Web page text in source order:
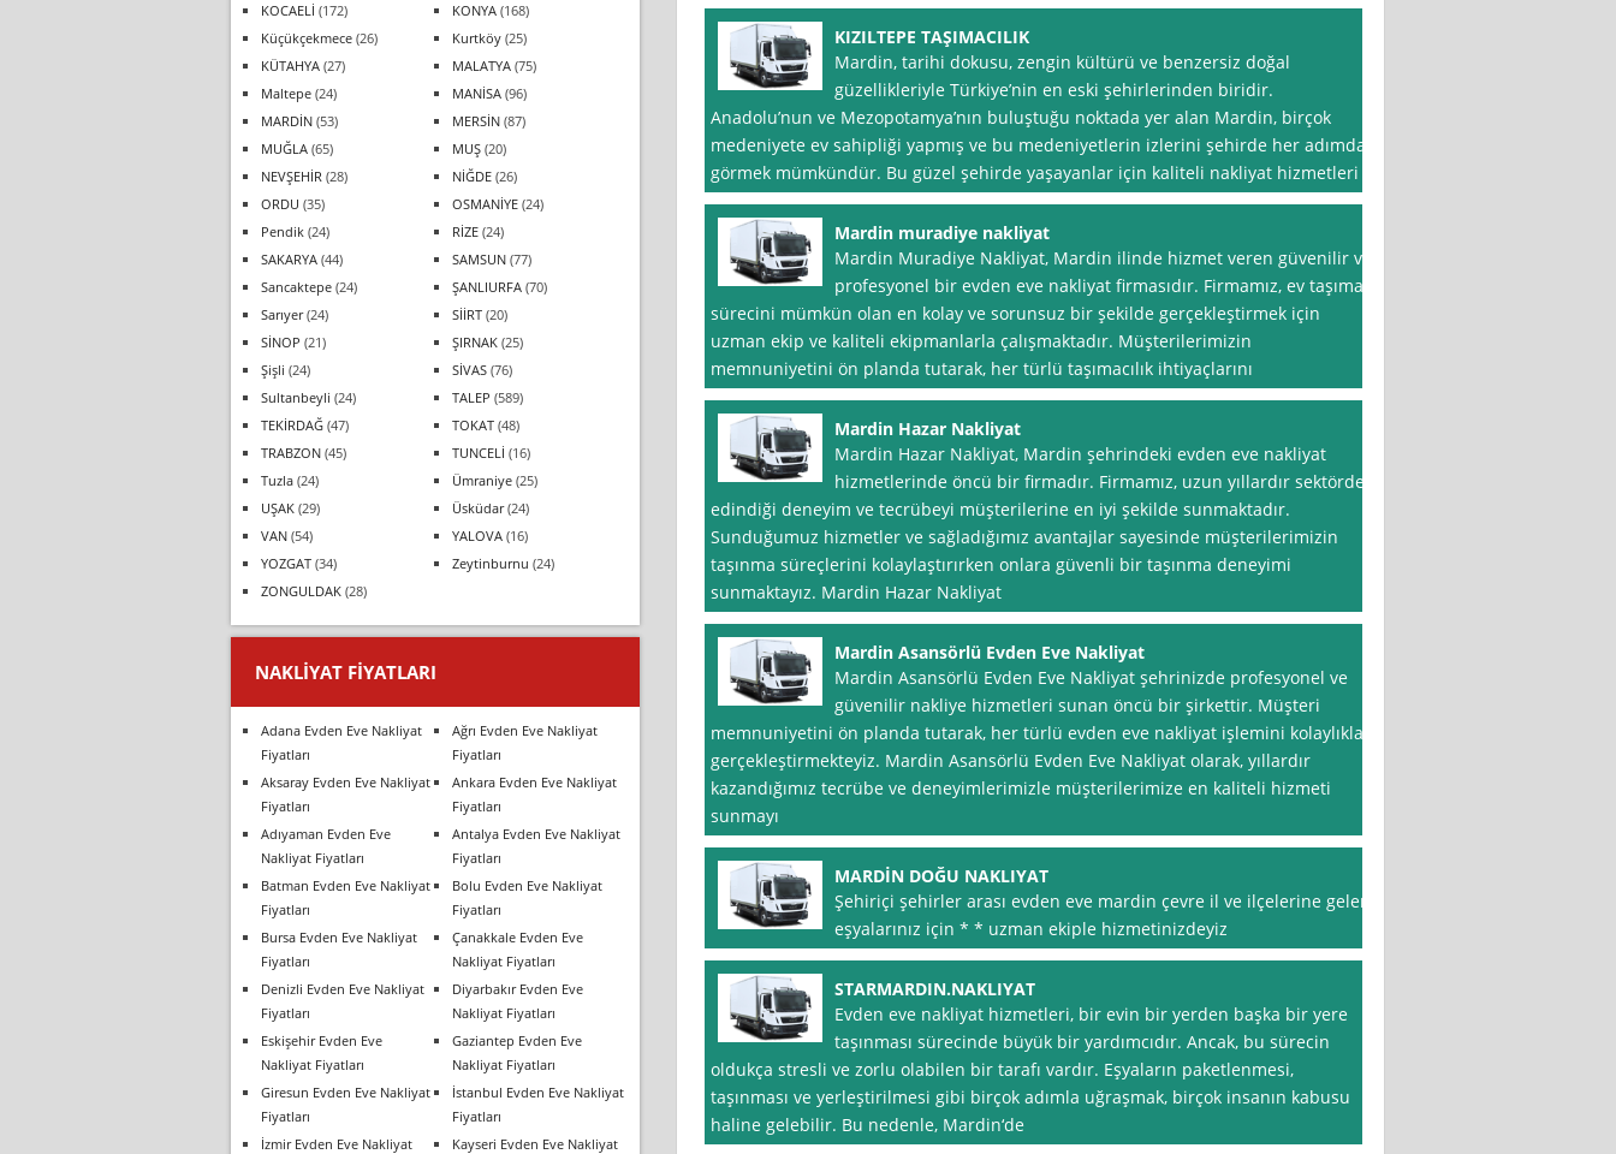
KIZILTEPE TAŞIMACILIK
Mardin, tarihi dokusu, zengin kültürü ve benzersiz doğal
güzellikleriyle Türkiye’nin en eski şehirlerinden biridir.
Anadolu’nun ve Mezopotamya’nın buluştuğu noktada yer alan Mardin, birçok
medeniyete ev sahipliği yapmış ve bu medeniyetlerin izlerini şehirde her adımda
görmek mümkündür. Bu güzel şehirde yaşayanlar için kaliteli nakliyat hizmetleri
Mardin muradiye nakliyat
Mardin Muradiye Nakliyat, Mardin ilinde hizmet veren güvenilir ve
profesyonel bir evden eve nakliyat firmasıdır. Firmamız, ev taşıma
sürecini mümkün olan en kolay ve sorunsuz bir şekilde gerçekleştirmek için
uzman ekip ve kaliteli ekipmanlarla çalışmaktadır. Müşterilerimizin
memnuniyetini ön planda tutarak, her türlü taşımacılık ihtiyaçlarını
Mardin Hazar Nakliyat
Mardin Hazar Nakliyat, Mardin şehrindeki evden eve nakliyat
hizmetlerinde öncü bir firmadır. Firmamız, uzun yıllardır sektörde
edindiği deneyim ve tecrübeyi müşterilerine en iyi şekilde sunmaktadır.
Sunduğumuz hizmetler ve sağladığımız avantajlar sayesinde müşterilerimizin
taşınma süreçlerini kolaylaştırırken onlara güvenli bir taşınma deneyimi
sunmaktayız. Mardin Hazar Nakliyat
Mardin Asansörlü Evden Eve Nakliyat
Mardin Asansörlü Evden Eve Nakliyat şehrinizde profesyonel ve
güvenilir nakliye hizmetleri sunan öncü bir şirkettir. Müşteri
memnuniyetini ön planda tutarak, her türlü evden eve nakliyat işlemini kolaylıkla
gerçekleştirmekteyiz. Mardin Asansörlü Evden Eve Nakliyat olarak, yıllardır
kazandığımız tecrübe ve deneyimlerimizle müşterilerimize en kaliteli hizmeti
sunmayı
MARDİN DOĞU NAKLIYAT
Şehiriçi şehirler arası evden eve mardin çevre il ve ilçelerine gelen
eşyalarınız için * * uzman ekiple hizmetinizdeyiz
STARMARDIN.NAKLIYAT
Evden eve nakliyat hizmetleri, bir evin bir yerden başka bir yere
taşınması sürecinde büyük bir yardımcıdır. Ancak, bu sürecin
oldukça stresli ve zorlu olabilen bir tarafı vardır. Eşyaların paketlenmesi,
taşınması ve yerleştirilmesi gibi birçok adımla uğraşmak, birçok insanın kabusu
haline gelebilir. Bu nedenle, Mardin‘de
KOCAELİ (172) KONYA (168)
Küçükçekmece (26) Kurtköy (25)
KÜTAHYA (27) MALATYA (75)
Maltepe (24) MANİSA (96)
MARDİN (53) MERSİN (87)
MUĞLA (65) MUŞ (20)
NEVŞEHİR (28) NİĞDE (26)
ORDU (35) OSMANİYE (24)
Pendik (24) RİZE (24)
SAKARYA (44) SAMSUN (77)
Sancaktepe (24) ŞANLIURFA (70)
Sarıyer(24) SİİRT (20)
SİNOP (21) ŞIRNAK (25)
Şişli (24) SİVAS (76)
Sultanbeyli (24) TALEP (589)
TEKİRDAĞ (47) TOKAT (48)
TRABZON (45) TUNCELİ (16)
Tuzla (24) Ümraniye (25)
UŞAK (29) Üsküdar(24)
VAN (54) YALOVA (16)
YOZGAT (34) Zeytinburnu (24)
ZONGULDAK (28)
NAKLIYAT FIYATLARI
Adana Evden Eve Nakliyat
Fiyatları
Ağrı Evden Eve Nakliyat
Fiyatları
Aksaray Evden Eve Nakliyat
Fiyatları
Ankara Evden Eve Nakliyat
Fiyatları
Adıyaman Evden Eve
Nakliyat Fiyatları
Antalya Evden Eve Nakliyat
Fiyatları
Batman Evden Eve Nakliyat
Fiyatları
Bolu Evden Eve Nakliyat
Fiyatları
Bursa Evden Eve Nakliyat
Fiyatları
Çanakkale Evden Eve
Nakliyat Fiyatları
Denizli Evden Eve Nakliyat
Fiyatları
Diyarbakır Evden Eve
Nakliyat Fiyatları
Eskişehir Evden Eve
Nakliyat Fiyatları
Gaziantep Evden Eve
Nakliyat Fiyatları
Giresun Evden Eve Nakliyat
Fiyatları
İstanbul Evden Eve Nakliyat
Fiyatları
İzmir Evden Eve Nakliyat
Kayseri Evden Eve Nakliyat